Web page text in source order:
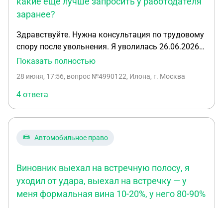
заранее?
Здравствуйте. Нужна консультация по трудовому
спору после увольнения. Я уволилась 26.06.2026
из частной строительной компании в Москве. В
окончательный расчет, до увольнения я устно
предупреждала работодателя, что прошу
выплатить все суммы в срок, предусмотренный
законом, так как проблемы с выплатами были
момент мне не выплатили: * часть заработной
отпуск при увольнении; * компенсацию за
неиспользованный отпуск при предыдущем
переводе между юрлицами через увольнение и
прием — ориентировочно около 14 календарных
Показать полностью
28 июня, 17:56, вопрос №4990122, Илона, г. Москва
4 ответа
Автомобильное право
Виновник выехал на встречную полосу, я
уходил от удара, выехал на встречку — у
меня формальная вина 10-20%, у него 80-90%